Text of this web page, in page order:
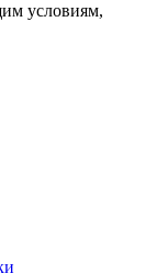
условиям,